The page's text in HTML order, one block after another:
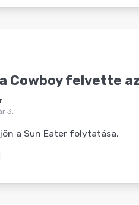
Cowboy felvette
3.
a Sun Eater folytatása.